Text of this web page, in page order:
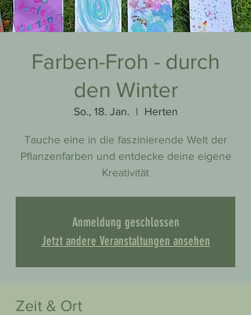
Farben-Froh - durch
den Winter
So., 18. Jan.
  |
Herten
Tauche eine in die faszinierende Welt der
Pflanzenfarben und entdecke deine eigene
Kreativität
Anmeldung geschlossen
Jetzt andere Veranstaltungen ansehen
Zeit & Ort